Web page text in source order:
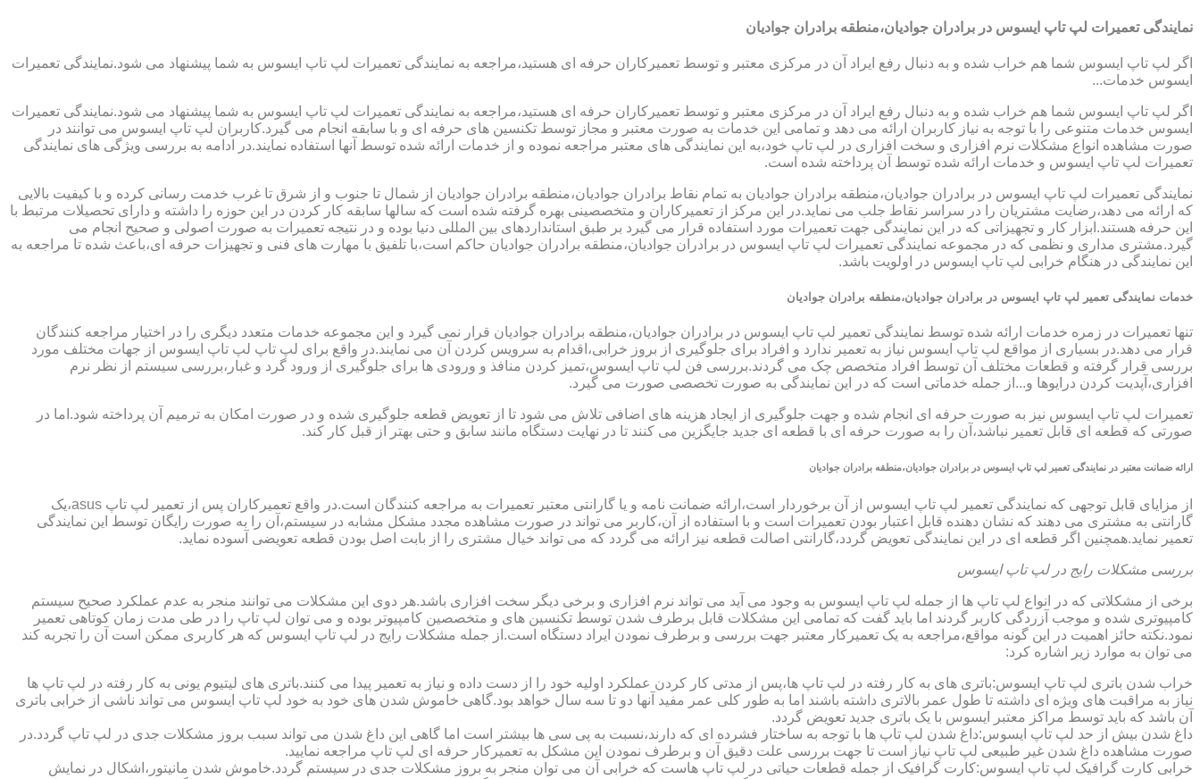
نمایندگی تعمیرات لپ تاپ ایسوس در برادران جوادیان،منطقه برادران جوادیان
اگر لپ تاپ ایسوس شما هم خراب شده و به دنبال رفع ایراد آن در مرکزی معتبر و توسط تعمیرکاران حرفه ای هستید،مراجعه به نمایندگی تعمیرات لپ تاپ ایسوس به شما پیشنهاد می شود.نمایندگی تعمیرات
ایسوس خدمات...
اگر لپ تاپ ایسوس شما هم خراب شده و به دنبال رفع ایراد آن در مرکزی معتبر و توسط تعمیرکاران حرفه ای هستید،مراجعه به نمایندگی تعمیرات لپ تاپ ایسوس به شما پیشنهاد می شود.نمایندگی تعمیرات
ایسوس خدمات متنوعی را با توجه به نیاز کاربران ارائه می دهد و تمامی این خدمات به صورت معتبر و مجاز توسط تکنسین های حرفه ای و با سابقه انجام می گیرد.کاربران لپ تاپ ایسوس می توانند در
صورت مشاهده انواع مشکلات نرم افزاری و سخت افزاری در لپ تاپ خود،به این نمایندگی های معتبر مراجعه نموده و از خدمات ارائه شده توسط آنها استفاده نمایند.در ادامه به بررسی ویژگی های نمایندگی
تعمیرات لپ تاپ ایسوس و خدمات ارائه شده توسط آن پرداخته شده است.
نمایندگی تعمیرات لپ تاپ ایسوس در برادران جوادیان،منطقه برادران جوادیان به تمام نقاط برادران جوادیان،منطقه برادران جوادیان از شمال تا جنوب و از شرق تا غرب خدمت رسانی کرده و با کیفیت بالایی
که ارائه می دهد،رضایت مشتریان را در سراسر نقاط جلب می نماید.در این مرکز از تعمیرکاران و متخصصینی بهره گرفته شده است که سالها سابقه کار کردن در این حوزه را داشته و دارای تحصیلات مرتبط با
این حرفه هستند.ابزار کار و تجهیزاتی که در این نمایندگی جهت تعمیرات مورد استفاده قرار می گیرد بر طبق استانداردهای بین المللی دنیا بوده و در نتیجه تعمیرات به صورت اصولی و صحیح انجام می
گیرد.مشتری مداری و نظمی که در مجموعه نمایندگی تعمیرات لپ تاپ ایسوس در برادران جوادیان،منطقه برادران جوادیان حاکم است،با تلفیق با مهارت های فنی و تجهیزات حرفه ای،باعث شده تا مراجعه به
این نمایندگی در هنگام خرابی لپ تاپ ایسوس در اولویت باشد.
خدمات نمایندگی تعمیر لپ تاپ ایسوس در برادران جوادیان،منطقه برادران جوادیان
تنها تعمیرات در زمره خدمات ارائه شده توسط نمایندگی تعمیر لپ تاپ ایسوس در برادران جوادیان،منطقه برادران جوادیان قرار نمی گیرد و این مجموعه خدمات متعدد دیگری را در اختیار مراجعه کنندگان
قرار می دهد.در بسیاری از مواقع لپ تاپ ایسوس نیاز به تعمیر ندارد و افراد برای جلوگیری از بروز خرابی،اقدام به سرویس کردن آن می نمایند.در واقع برای لپ تاپ لپ تاپ ایسوس از جهات مختلف مورد
بررسی قرار گرفته و قطعات مختلف آن توسط افراد متخصص چک می گردند.بررسی فن لپ تاپ ایسوس،تمیز کردن منافذ و ورودی ها برای جلوگیری از ورود گرد و غبار،بررسی سیستم از نظر نرم
افزاری،آپدیت کردن درایوها و...از جمله خدماتی است که در این نمایندگی به صورت تخصصی صورت می گیرد.
تعمیرات لپ تاپ ایسوس نیز به صورت حرفه ای انجام شده و جهت جلوگیری از ایجاد هزینه های اضافی تلاش می شود تا از تعویض قطعه جلوگیری شده و در صورت امکان به ترمیم آن پرداخته شود.اما در
صورتی که قطعه ای قابل تعمیر نباشد،آن را به صورت حرفه ای با قطعه ای جدید جایگزین می کنند تا در نهایت دستگاه مانند سابق و حتی بهتر از قبل کار کند.
ارائه ضمانت معتبر در نمایندگی تعمیر لپ تاپ ایسوس در برادران جوادیان،منطقه برادران جوادیان
از مزایای قابل توجهی که نمایندگی تعمیر لپ تاپ ایسوس از آن برخوردار است،ارائه ضمانت نامه و یا گارانتی معتبر تعمیرات به مراجعه کنندگان است.در واقع تعمیرکاران پس از تعمیر لپ تاپ asus،یک
گارانتی به مشتری می دهند که نشان دهنده قابل اعتبار بودن تعمیرات است و با استفاده از آن،کاربر می تواند در صورت مشاهده مجدد مشکل مشابه در سیستم،آن را به صورت رایگان توسط این نمایندگی
تعمیر نماید.همچنین اگر قطعه ای در این نمایندگی تعویض گردد،گارانتی اصالت قطعه نیز ارائه می گردد که می تواند خیال مشتری را از بابت اصل بودن قطعه تعویضی آسوده نماید.
بررسی مشکلات رایج در لپ تاپ ایسوس
برخی از مشکلاتی که در انواع لپ تاپ ها از جمله لپ تاپ ایسوس به وجود می آید می تواند نرم افزاری و برخی دیگر سخت افزاری باشد.هر دوی این مشکلات می توانند منجر به عدم عملکرد صحیح سیستم
کامپیوتری شده و موجب آزردگی کاربر گردند اما باید گفت که تمامی این مشکلات قابل برطرف شدن توسط تکنسین های و متخصصین کامپیوتر بوده و می توان لپ تاپ را در طی مدت زمان کوتاهی تعمیر
نمود.نکته حائز اهمیت در این گونه مواقع،مراجعه به یک تعمیرکار معتبر جهت بررسی و برطرف نمودن ایراد دستگاه است.از جمله مشکلات رایج در لپ تاپ ایسوس که هر کاربری ممکن است آن را تجربه کند
می توان به موارد زیر اشاره کرد:
خراب شدن باتری لپ تاپ ایسوس:باتری های به کار رفته در لپ تاپ ها،پس از مدتی کار کردن عملکرد اولیه خود را از دست داده و نیاز به تعمیر پیدا می کنند.باتری های لیتیوم یونی به کار رفته در لپ تاپ ها
نیاز به مراقبت های ویژه ای داشته تا طول عمر بالاتری داشته باشند اما به طور کلی عمر مفید آنها دو تا سه سال خواهد بود.گاهی خاموش شدن های خود به خود لپ تاپ ایسوس می تواند ناشی از خرابی باتری
آن باشد که باید توسط مراکز معتبر ایسوس با یک باتری جدید تعویض گردد.
داغ شدن بیش از حد لپ تاپ ایسوس:داغ شدن لپ تاپ ها با توجه به ساختار فشرده ای که دارند،نسبت به پی سی ها بیشتر است اما گاهی این داغ شدن می تواند سبب بروز مشکلات جدی در لپ تاپ گردد.در
صورت مشاهده داغ شدن غیر طبیعی لپ تاپ نیاز است تا جهت بررسی علت دقیق آن و برطرف نمودن این مشکل به تعمیرکار حرفه ای لپ تاپ مراجعه نمایید.
خرابی کارت گرافیک لپ تاپ ایسوس:کارت گرافیک از جمله قطعات حیاتی در لپ تاپ هاست که خرابی آن می توان منجر به بروز مشکلات جدی در سیستم گردد.خاموش شدن مانیتور،اشکال در نمایش